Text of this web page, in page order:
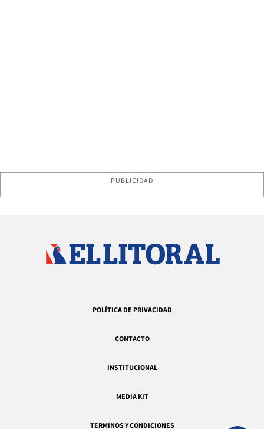
PUBLICIDAD
POLÍTICA DE PRIVACIDAD
CONTACTO
INSTITUCIONAL
MEDIA KIT
TERMINOS Y CONDICIONES